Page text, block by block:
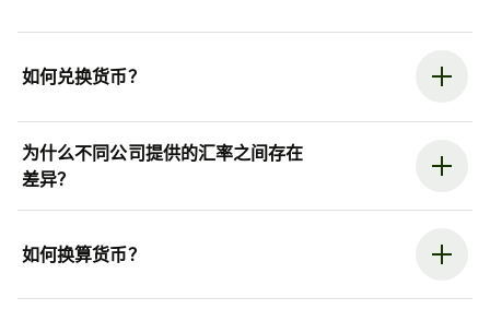
如何兑换货币？
为什么不同公司提供的汇率之间存在
差异？
如何换算货币？